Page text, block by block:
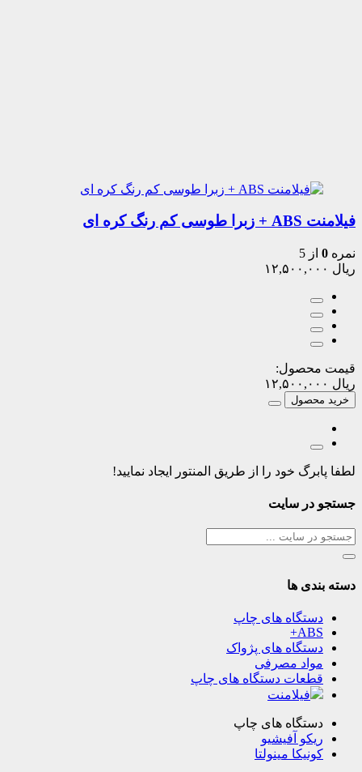
فیلامنت ABS + زبرا طوسی کم رنگ کره ای
نمره 0 از 5
ریال
قیمت محصول:
ریال
خرید محصول
لطفا پابرگ خود را از طریق المنتور ایجاد نمایید!
جستجو در سایت
دسته بندی ها
دستگاه های چاپ
ABS+
دستگاه های پژواک
مواد مصرفی
قطعات دستگاه های چاپ
فیلامنت
دستگاه های چاپ
ریکو آفیشیو
کونیکا مینولتا